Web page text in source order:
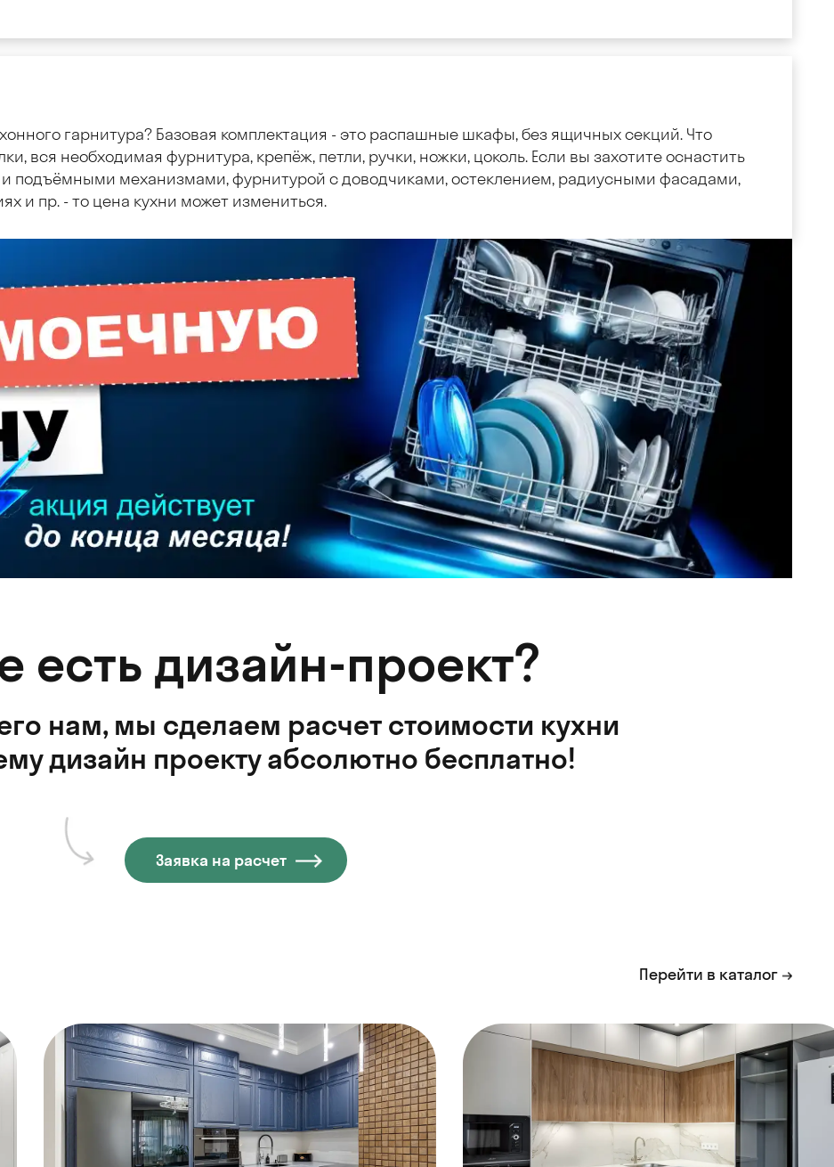
гарнитура? Базовая комплектация - это распашные шкафы, без ящичных секций. Что
вся необходимая фурнитура, крепёж, петли, ручки, ножки, цоколь. Если вы захотите оснастить
подъёмными механизмами, фурнитурой с доводчиками, остеклением, радиусными фасадами,
и пр. - то цена кухни может измениться.
есть дизайн-проект?
нам, мы сделаем расчет стоимости кухни
дизайн проекту абсолютно бесплатно!
Заявка на расчет
Перейти в каталог